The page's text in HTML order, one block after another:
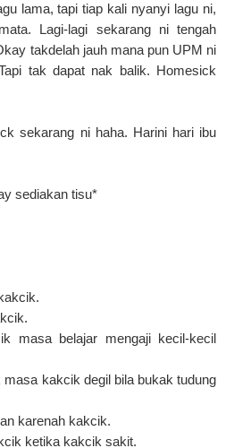
lama, tapi tiap kali nyanyi lagu ni,
Lagi-lagi sekarang ni tengah
takdelah jauh mana pun UPM ni
tak dapat nak balik. Homesick
sekarang ni haha. Harini hari ibu
sediakan tisu*
masa belajar mengaji kecil-kecil
kakcik degil bila bukak tudung
karenah kakcik.
ketika kakcik sakit.